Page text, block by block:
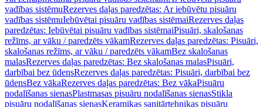
vadības sistēmuRezerves daļas paredzētas: Ar iebūvētu pisuāru
vadības sistēmuIebūvētai pisuāru vadības sistēmaiRezerves daļas
paredzētas: Iebūvētai pisuāru vadības sistēmaiPisuāri, skalošanas
režīms, ar vāku / paredzēts vākamRezerves daļas paredzētas: Pisuāri,
skalošanas režīms, ar vāku / paredzēts vākamBez skalošanas
malasRezerves daļas paredzētas: Bez skalošanas malasPisuāri,
darbībai bez ūdensRezerves daļas paredzētas: Pisuāri, darbībai bez
ūdensBez vākaRezerves daļas paredzētas: Bez vākaPisuāru
nodalīšanas sienasPlastmasas pisuāru nodalīšanas sienasStikla
pisuāru nodalīšanas sienasKeramikas sanitārtehnikas pisuāru